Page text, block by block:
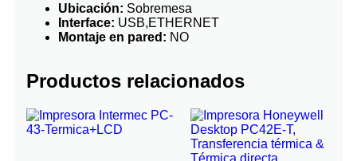
Ubicación: Sobremesa
Interface: USB,ETHERNET
Montaje en pared: NO
Productos relacionados